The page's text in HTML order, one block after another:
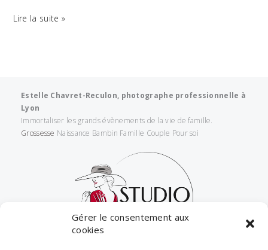
Gérer le consentement aux
cookies
Le
Lire la suite »
Estelle Chavret-Reculon, photographe professionnelle à
Lyon
Immortaliser les grands évènements de la vie de famille.
Grossesse Naissance Bambin Famille Couple Pour soi